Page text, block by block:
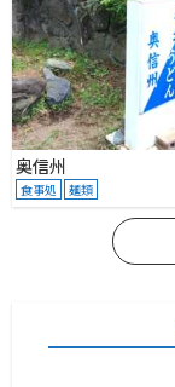
奥信州
食事処 麺類